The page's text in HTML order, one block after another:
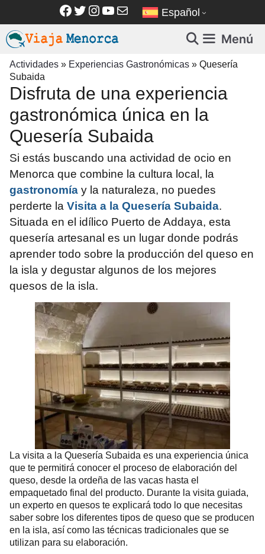
contenido
Facebook
Twitter
Instagram
YouTube
Correo electrónico
Español
Menú
Actividades » Experiencias Gastronómicas » Quesería
Subaida
Disfruta de una experiencia
gastronómica única en la
Quesería Subaida
Si estás buscando una actividad de ocio en
Menorca que combine la cultura local, la
gastronomía y la naturaleza, no puedes
perderte la Visita a la Quesería Subaida.
Situada en el idílico Puerto de Addaya, esta
quesería artesanal es un lugar donde podrás
aprender todo sobre la producción del queso en
la isla y degustar algunos de los mejores
quesos de la isla.
La visita a la Quesería Subaida es una experiencia única
que te permitirá conocer el proceso de elaboración del
queso, desde la ordeña de las vacas hasta el
empaquetado final del producto. Durante la visita guiada,
un experto en quesos te explicará todo lo que necesitas
saber sobre los diferentes tipos de queso que se producen
en la isla, así como las técnicas tradicionales que se
utilizan para su elaboración.